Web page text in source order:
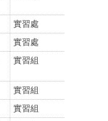
實習處
實習處
實習組
實習組
實習組